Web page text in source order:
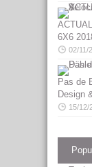
6X6
02/11/
Pas de
Design
15/12/